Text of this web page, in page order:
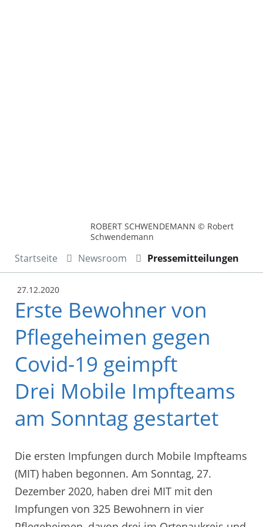
ROBERT SCHWENDEMANN © Robert
Schwendemann
Startseite Newsroom Pressemitteilungen
27.12.2020
Erste Bewohner von
Pflegeheimen gegen
Covid-19 geimpft
Drei Mobile Impfteams
am Sonntag gestartet
Die ersten Impfungen durch Mobile Impfteams
(MIT) haben begonnen. Am Sonntag, 27.
Dezember 2020, haben drei MIT mit den
Impfungen von 325 Bewohnern in vier